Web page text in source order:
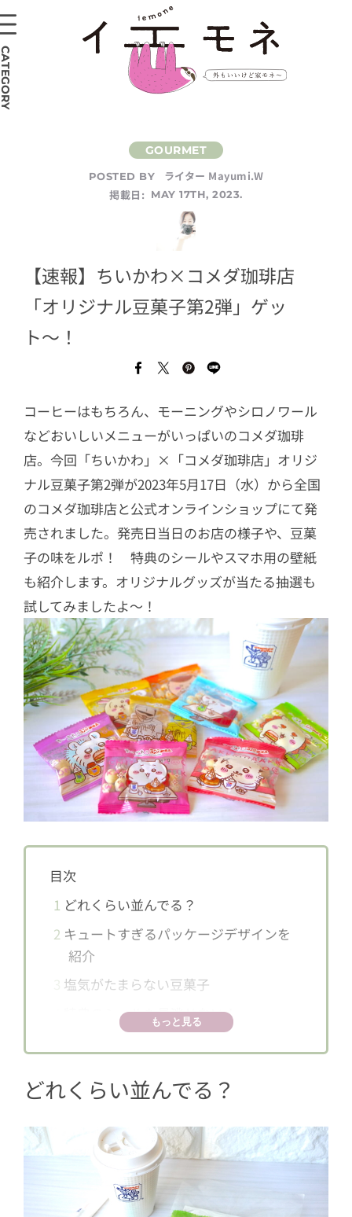
POSTED BY
ライター Mayumi.W
掲載日:
MAY 17TH, 2023.
【速報】ちいかわ×コメダ珈琲店
「オリジナル豆菓子第2弾」ゲッ
ト〜！
コーヒーはもちろん、モーニングやシロノワール
などおいしいメニューがいっぱいのコメダ珈琲
店。今回「ちいかわ」×「コメダ珈琲店」オリジ
ナル豆菓子第2弾が2023年5月17日（水）から全国
のコメダ珈琲店と公式オンラインショップにて発
売されました。発売日当日のお店の様子や、豆菓
子の味をルポ！ 特典のシールやスマホ用の壁紙
も紹介します。オリジナルグッズが当たる抽選も
試してみましたよ〜！
目次
1 どれくらい並んでる？
2 キュートすぎるパッケージデザインを
紹介
塩気がたまらない豆菓子
特典のシールも見逃せない！
う
もっと見る
どれくらい並んでる？